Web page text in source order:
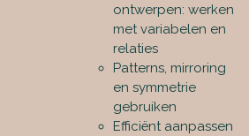
ontwerpen: werken
met variabelen en
relaties
Patterns, mirroring
en symmetrie
gebruiken
Efficiënt aanpassen